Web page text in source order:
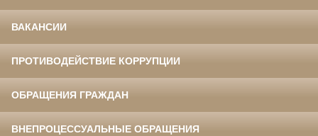
ВАКАНСИИ
ПРОТИВОДЕЙСТВИЕ КОРРУПЦИИ
ОБРАЩЕНИЯ ГРАЖДАН
ВНЕПРОЦЕССУАЛЬНЫЕ ОБРАЩЕНИЯ